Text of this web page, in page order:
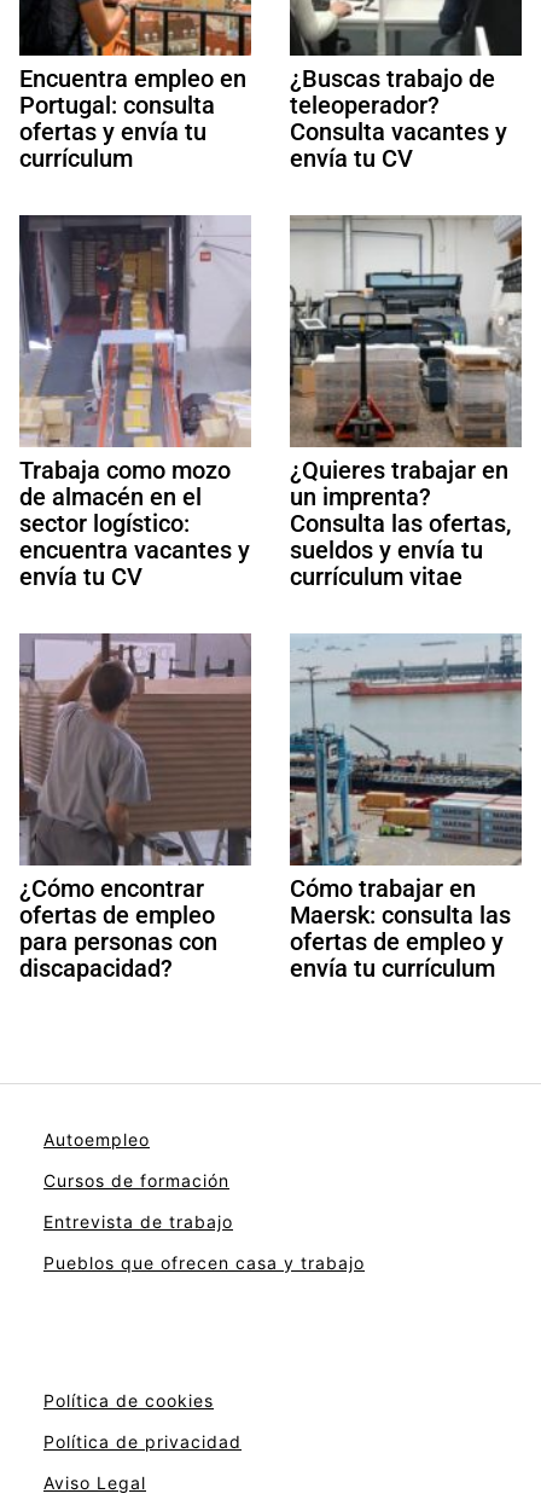
Encuentra empleo en
Portugal: consulta
ofertas y envía tu
currículum
¿Buscas trabajo de
teleoperador?
Consulta vacantes y
envía tu CV
Trabaja como mozo
de almacén en el
sector logístico:
encuentra vacantes y
envía tu CV
¿Quieres trabajar en
un imprenta?
Consulta las ofertas,
sueldos y envía tu
currículum vitae
¿Cómo encontrar
ofertas de empleo
para personas con
discapacidad?
Cómo trabajar en
Maersk: consulta las
ofertas de empleo y
envía tu currículum
Autoempleo
Cursos de formación
Entrevista de trabajo
Pueblos que ofrecen casa y trabajo
Política de cookies
Política de privacidad
Aviso Legal